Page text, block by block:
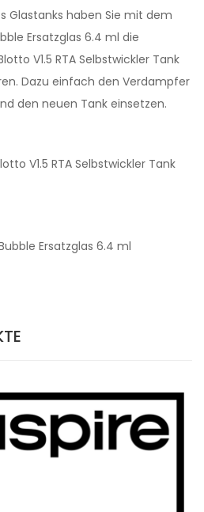
Glastanks haben Sie mit dem
Ersatzglas 6.4 ml die
V1.5 RTA Selbstwickler Tank
Dazu einfach den Verdampfer
den neuen Tank einsetzen.
V1.5 RTA Selbstwickler Tank
Ersatzglas 6.4 ml